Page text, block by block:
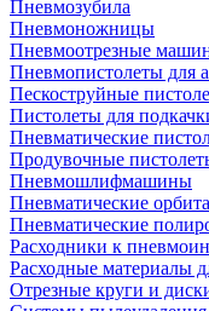
Пневмозубила
Пневмоножницы
Пневмоотрезные
Пневмопистолеты для
Пескоструйные
Пистолеты для
Пневматические
Продувочные
Пневмошлифмашины
Пневматические
Пневматические
Расходники к
Расходные материалы
Отрезные круги и